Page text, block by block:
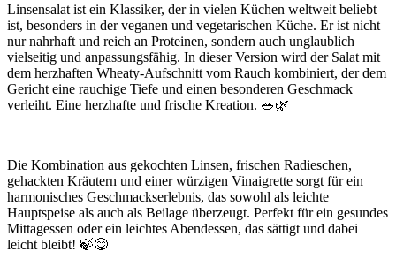
Linsensalat ist ein Klassiker, der in vielen Küchen weltweit beliebt
ist, besonders in der veganen und vegetarischen Küche. Er ist nicht
nur nahrhaft und reich an Proteinen, sondern auch unglaublich
vielseitig und anpassungsfähig. In dieser Version wird der Salat mit
dem herzhaften Wheaty-Aufschnitt vom Rauch kombiniert, der dem
Gericht eine rauchige Tiefe und einen besonderen Geschmack
verleiht. Eine herzhafte und frische Kreation. 🥗🌿
Die Kombination aus gekochten Linsen, frischen Radieschen,
gehackten Kräutern und einer würzigen Vinaigrette sorgt für ein
harmonisches Geschmackserlebnis, das sowohl als leichte
Hauptspeise als auch als Beilage überzeugt. Perfekt für ein gesundes
Mittagessen oder ein leichtes Abendessen, das sättigt und dabei
leicht bleibt! 🍃😋